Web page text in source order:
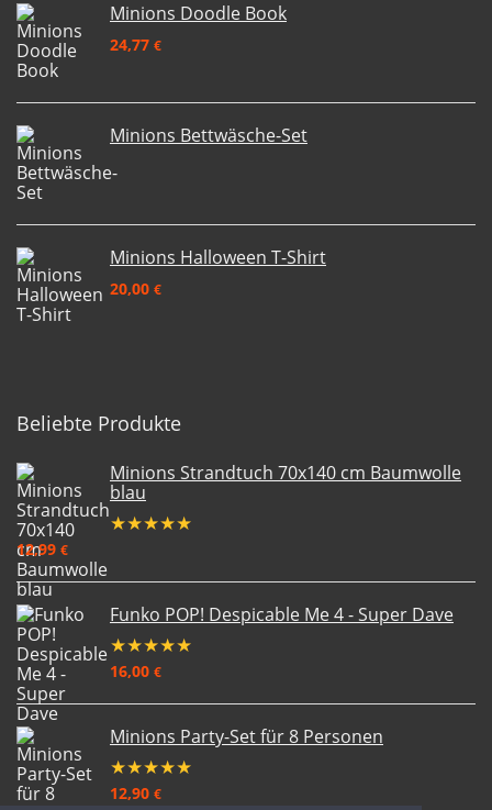
Minions Doodle Book
24,77 €
Minions Bettwäsche-Set
Minions Halloween T-Shirt
20,00 €
Beliebte Produkte
Minions Strandtuch 70x140 cm Baumwolle
blau
★★★★★
12,99 €
Funko POP! Despicable Me 4 - Super Dave
★★★★★
16,00 €
Minions Party-Set für 8 Personen
★★★★★
12,90 €